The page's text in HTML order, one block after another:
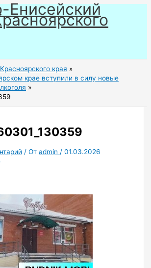
Енисейский
края
крае вступили в силу новые
/ Отadmin /01.03.2026